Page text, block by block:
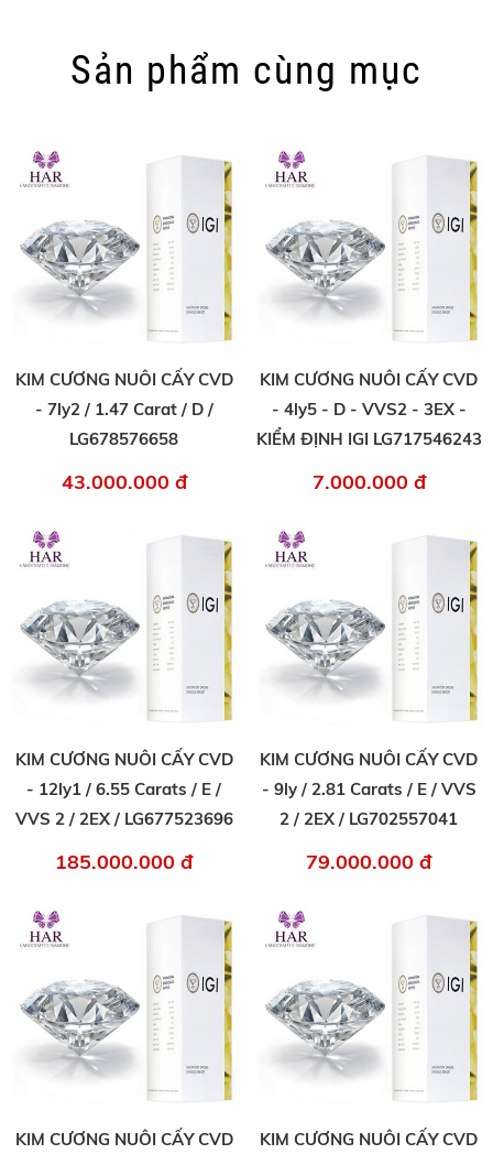
Sản phẩm cùng mục
KIM CƯƠNG NUÔI CẤY CVD
- 7ly2 / 1.47 Carat / D /
LG678576658
43.000.000 đ
KIM CƯƠNG NUÔI CẤY CVD
- 4ly5 - D - VVS2 - 3EX -
KIỂM ĐỊNH IGI LG717546243
7.000.000 đ
KIM CƯƠNG NUÔI CẤY CVD
- 12ly1 / 6.55 Carats / E /
VVS 2 / 2EX / LG677523696
185.000.000 đ
KIM CƯƠNG NUÔI CẤY CVD
- 9ly / 2.81 Carats / E / VVS
2 / 2EX / LG702557041
79.000.000 đ
KIM CƯƠNG NUÔI CẤY CVD
KIM CƯƠNG NUÔI CẤY CVD